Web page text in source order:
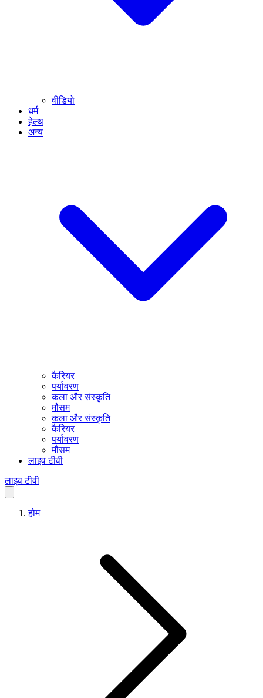
वीडियो
धर्म
हेल्थ
अन्य
कैरियर
पर्यावरण
कला और संस्कृति
मौसम
कला और संस्कृति
कैरियर
पर्यावरण
मौसम
लाइव टीवी
लाइव टीवी
होम